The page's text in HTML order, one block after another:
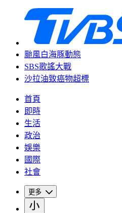
颱風白海豚動態
SBS歌謠大戰
沙拉油致癌物超標
首頁
即時
生活
政治
娛樂
國際
社會
更多